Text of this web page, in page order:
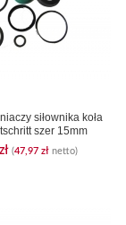
siłownika koła
szer 15mm
zł (47,97 zł netto)